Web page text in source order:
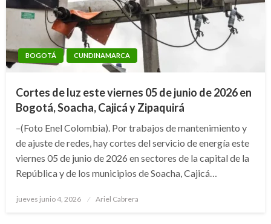
BOGOTÁ CUNDINAMARCA
Cortes de luz este viernes 05 de junio de 2026 en
Bogotá, Soacha, Cajicá y Zipaquirá
–(Foto Enel Colombia). Por trabajos de mantenimiento y
de ajuste de redes, hay cortes del servicio de energía este
viernes 05 de junio de 2026 en sectores de la capital de la
República y de los municipios de Soacha, Cajicá…
Publicado
jueves junio 4, 2026 Ariel Cabrera